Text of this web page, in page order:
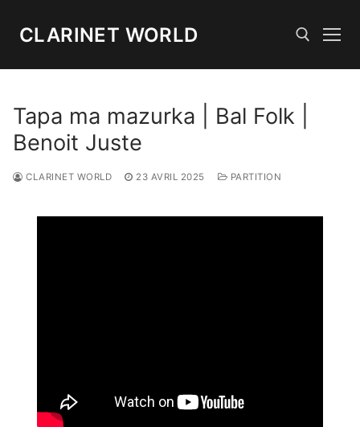
CLARINET WORLD
Tapa ma mazurka | Bal Folk |
Benoit Juste
CLARINET WORLD 23 AVRIL 2025 PARTITION